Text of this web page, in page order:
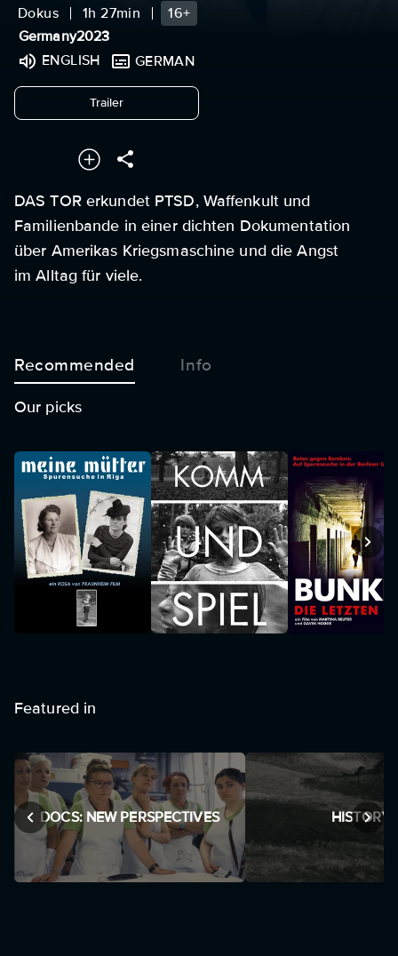
Dokus
1h 27min
16+
Germany2023
ENGLISH
GERMAN
Trailerundefined
DAS TOR erkundet PTSD, Waffenkult und
Familienbande in einer dichten Dokumentation
über Amerikas Kriegsmaschine und die Angst
im Alltag für viele.
Recommended Info
Our picks
Featured in
DOCS: NEW PERSPECTIVES HISTORY